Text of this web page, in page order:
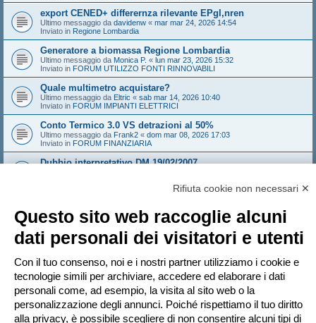
export CENED+ differernza rilevante EPgl,nren
Ultimo messaggio da davidenw « mar mar 24, 2026 14:54
Inviato in Regione Lombardia
Generatore a biomassa Regione Lombardia
Ultimo messaggio da Monica P. « lun mar 23, 2026 15:32
Inviato in FORUM UTILIZZO FONTI RINNOVABILI
Quale multimetro acquistare?
Ultimo messaggio da Eltric « sab mar 14, 2026 10:40
Inviato in FORUM IMPIANTI ELETTRICI
Conto Termico 3.0 VS detrazioni al 50%
Ultimo messaggio da Frank2 « dom mar 08, 2026 17:03
Inviato in FORUM FINANZIARIA
Dubbio interpretativo DM 19/02/2007
Ultimo messaggio da Sandeman
gio feb 26, 2026 14:21
Inviato inFORUM ANTINCENDIO
Sistema Valtherm mineral wood - solo i solai e i muri che
compartimentano
Ultimo messaggio da Andrew1970 «mar feb 24, 2026 16:35
Inviato inFORUM ANTINCENDIO
La ricerca ha trovato più di 1000 risultati Pagina1di20
1 2 3 4 5 … 20
Rifiuta cookie non necessari ✕
Questo sito web raccoglie alcuni
dati personali dei visitatori e utenti
Con il tuo consenso, noi e i nostri partner utilizziamo i cookie e
tecnologie simili per archiviare, accedere ed elaborare i dati
personali come, ad esempio, la visita al sito web o la
personalizzazione degli annunci. Poiché rispettiamo il tuo diritto
alla privacy, è possibile scegliere di non consentire alcuni tipi di